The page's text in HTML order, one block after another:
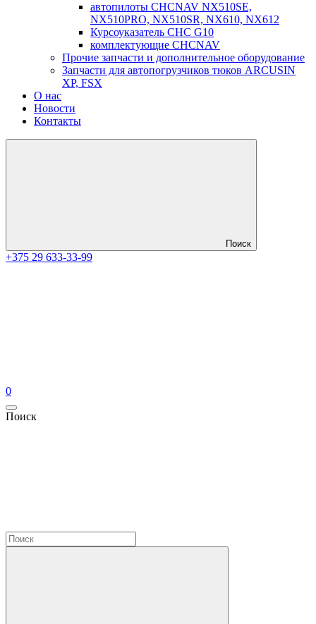
автопилоты CHCNAV NX510SE,
NX510PRO, NX510SR, NX610, NX612
Курсоуказатель CHC G10
комплектующие CHCNAV
Прочие запчасти и дополнительное оборудование
Запчасти для автопогрузчиков тюков ARCUSIN
XP, FSX
О нас
Новости
Контакты
Поиск
+375 29 633-33-99
0
Поиск